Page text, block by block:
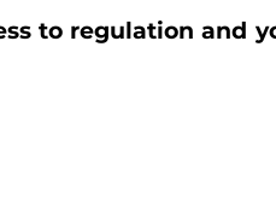
to regulation and